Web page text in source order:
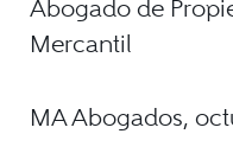
Abogado de
Mercantil
MA Abogados,